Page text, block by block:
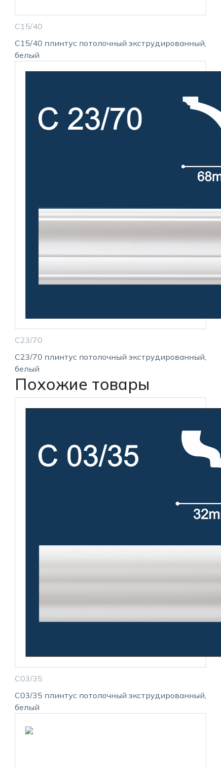
С15/40
С15/40 плинтус потолочный экструдированный,
белый
С23/70
С23/70 плинтус потолочный экструдированный,
белый
Похожие товары
С03/35
С03/35 плинтус потолочный экструдированный,
белый